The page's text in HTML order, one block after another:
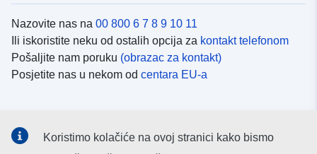
Nazovite nas na 00 800 6 7 8 9 10 11
Ili iskoristite neku od ostalih opcija za kontakt telefonom
Pošaljite nam poruku (obrazac za kontakt)
Posjetite nas u nekom od centara EU-a
Koristimo kolačiće na ovoj stranici kako bismo